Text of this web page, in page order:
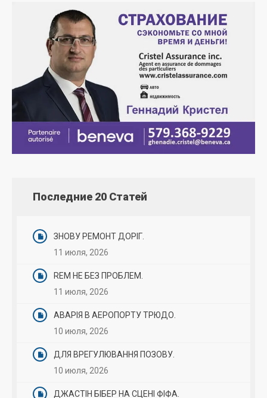
Последние 20 Статей
ЗНОВУ РЕМОНТ ДОРІГ.
11 июля, 2026
REM НЕ БЕЗ ПРОБЛЕМ.
11 июля, 2026
АВАРІЯ В АЕРОПОРТУ ТРЮДО.
10 июля, 2026
ДЛЯ ВРЕГУЛЮВАННЯ ПОЗОВУ.
10 июля, 2026
ДЖАСТІН БІБЕР НА СЦЕНІ ФІФА.